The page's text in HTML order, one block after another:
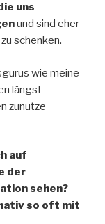
uns
und sind eher
schenken.
wie meine
längst
zunutze
auf
der
sehen?
so oft mit